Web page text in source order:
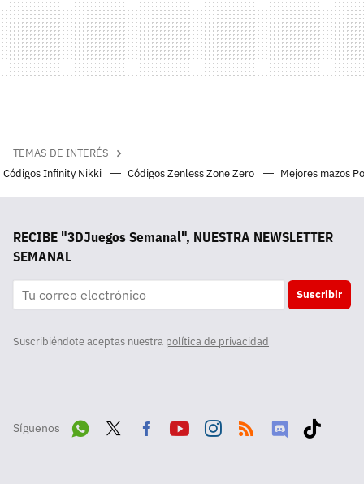
TEMAS DE INTERÉS
Códigos Infinity Nikki
Códigos Zenless Zone Zero Mejores mazos
RECIBE "3DJuegos Semanal", NUESTRA NEWSLETTER
SEMANAL
Suscribir
Suscribiéndote aceptas nuestra política de privacidad
Síguenos